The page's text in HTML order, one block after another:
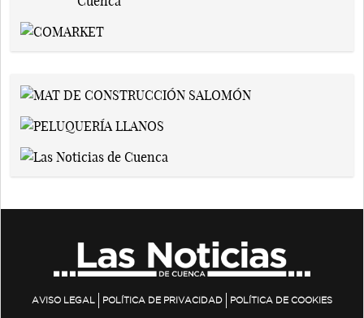
AVISO LEGAL POLÍTICA DE PRIVACIDAD POLÍTICA DE COOKIES